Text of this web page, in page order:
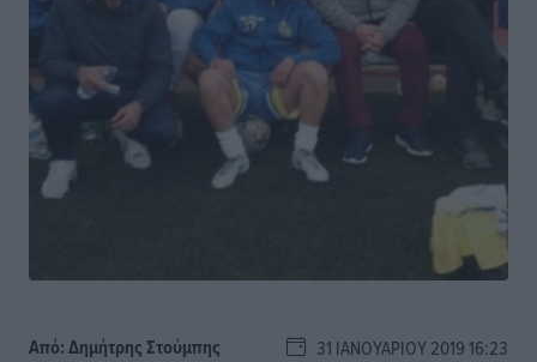
Από:Δημήτρης Στούμπης 31 ΙΑΝΟΥΑΡΊΟΥ 2019 16:23